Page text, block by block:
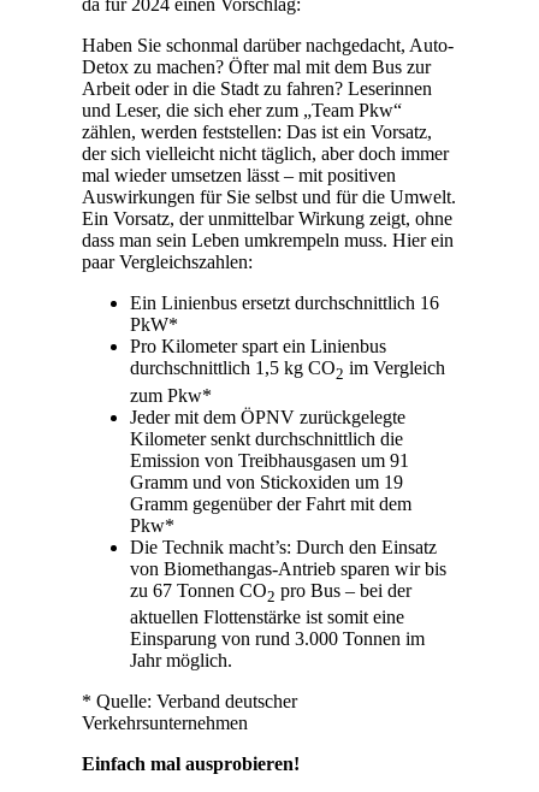
da für 2024 einen Vorschlag:
Haben Sie schonmal darüber nachgedacht, Auto-
Detox zu machen? Öfter mal mit dem Bus zur
Arbeit oder in die Stadt zu fahren? Leserinnen
und Leser, die sich eher zum „Team Pkw“
zählen, werden feststellen: Das ist ein Vorsatz,
der sich vielleicht nicht täglich, aber doch immer
mal wieder umsetzen lässt – mit positiven
Auswirkungen für Sie selbst und für die Umwelt.
Ein Vorsatz, der unmittelbar Wirkung zeigt, ohne
dass man sein Leben umkrempeln muss. Hier ein
paar Vergleichszahlen:
Ein Linienbus ersetzt durchschnittlich 16
PkW*
Pro Kilometer spart ein Linienbus
durchschnittlich 1,5 kg CO2 im Vergleich
zum Pkw*
Jeder mit dem ÖPNV zurückgelegte
Kilometer senkt durchschnittlich die
Emission von Treibhausgasen um 91
Gramm und von Stickoxiden um 19
Gramm gegenüber der Fahrt mit dem
Pkw*
Die Technik macht’s: Durch den Einsatz
von Biomethangas-Antrieb sparen wir bis
zu 67 Tonnen CO2 pro Bus – bei der
aktuellen Flottenstärke ist somit eine
Einsparung von rund 3.000 Tonnen im
Jahr möglich.
* Quelle: Verband deutscher
Verkehrsunternehmen
Einfach mal ausprobieren!